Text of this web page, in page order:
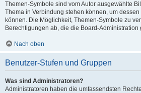
Themen-Symbole sind vom Autor ausgewählte
Thema in Verbindung stehen können, um
können. Die Möglichkeit, Themen-Symbole zu
Berechtigungen ab, die die Board-Administration
Nach oben
Benutzer-Stufen und Gruppen
Was sind Administratoren?
Administratoren haben die umfassendsten